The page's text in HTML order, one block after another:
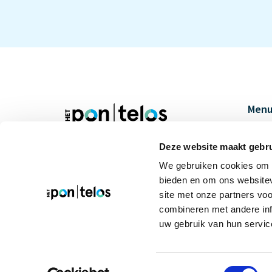
Deze website maakt
We gebruiken cookies
bieden en om ons
site met onze partners
combineren met andere
uw gebruik van hun
Toestemmingsselectie
Onderzoekt, analyseert,